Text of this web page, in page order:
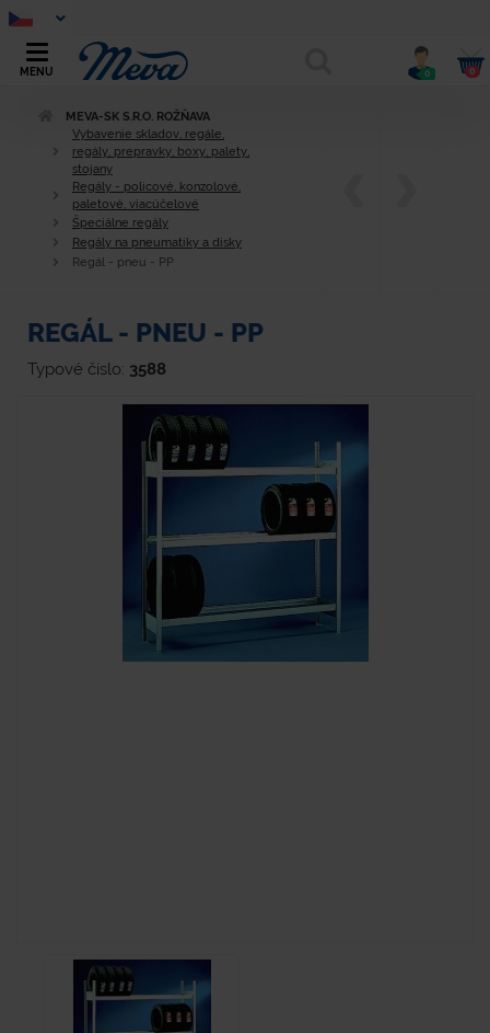
MENU 0 0
MEVA-SK S.R.O. ROŽŇAVA
Vybavenie skladov, regále,
regály, prepravky, boxy, palety,
stojany
Regály - policové, konzolové,
paletové, viacúčelové
Špeciálne regály
Regály na pneumatiky a disky
Regál - pneu - PP
REGÁL - PNEU - PP
Typové číslo: 3588